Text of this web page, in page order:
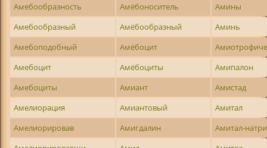
Амебообразность
Амёбоноситель
Амины
Амебообразный
Амёбообразный
Аминь
Амебоподобный
Амёбоцит
Амебоцит
Амёбоциты
Амипалон
Амебоциты
Амиант
Амистад
Амелиорация
Амиантовый
Амитал
Амелиорировав
Амигдалин
Амитал-